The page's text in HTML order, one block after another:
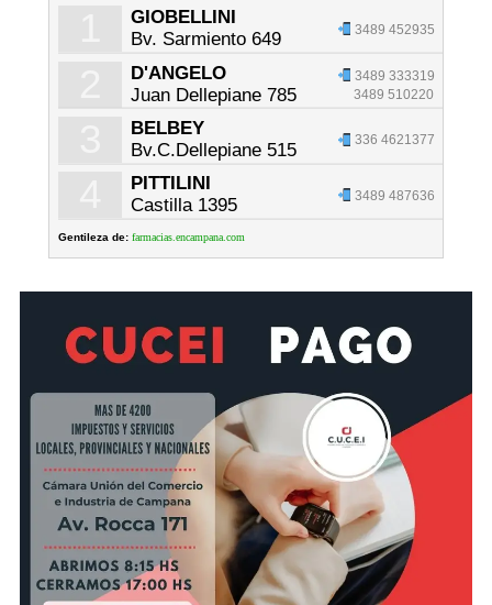
GIOBELLINI
Bv. Sarmiento 649
3489 452935
D'ANGELO
Juan Dellepiane 785
3489 333319
3489 510220
BELBEY
Bv.C.Dellepiane 515
336 4621377
PITTILINI
Castilla 1395
3489 487636
Gentileza de: farmacias.encampana.com